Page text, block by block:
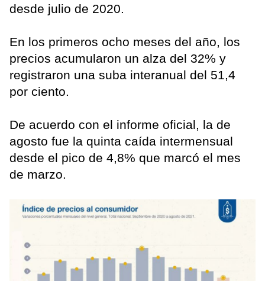
desde julio de 2020.
En los primeros ocho meses del año, los
precios acumularon un alza del 32% y
registraron una suba interanual del 51,4
por ciento.
De acuerdo con el informe oficial, la de
agosto fue la quinta caída intermensual
desde el pico de 4,8% que marcó el mes
de marzo.